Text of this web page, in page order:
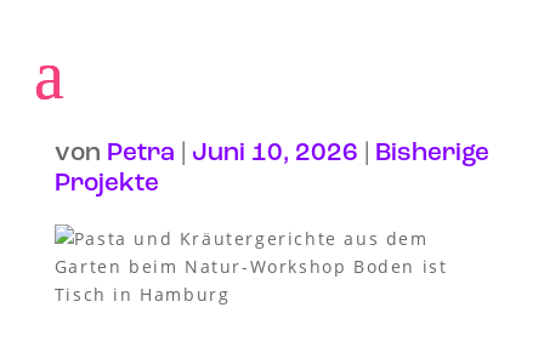
Boden ist Tisch – Natur-
von Petra Juni 10, 2026
Bisherige
Projekte